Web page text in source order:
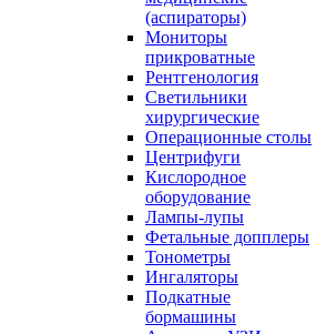
(аспираторы)
Мониторы
прикроватные
Рентгенология
Светильники
хирургические
Операционные столы
Центрифуги
Кислородное
оборудование
Лампы-лупы
Фетальные допплеры
Тонометры
Ингаляторы
Подкатные
бормашины